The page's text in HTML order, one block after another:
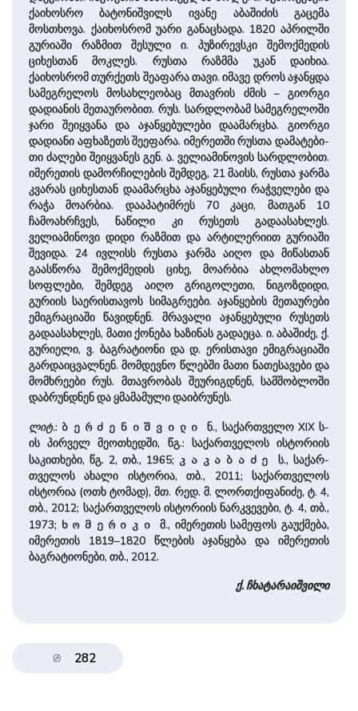
ქაიხოსრო ბატონიშვილს ივანე აბაშიძის გაცემა
მოსთხოვა. ქაიხოსრომ უარი განაცხადა. 1820 აპრილში
გურიაში რაზმით შესული ი. პუზირევსკი შემოქმედის
ციხესთან მოკლეს. რუსთა რაზმმა უკან დაიხია.
ქაიხოსრომ თურქეთს შეაფარა თავი. იმავე დროს აჯანყდა
სამეგრელოს მოსახლეობაც მთავრის ძმის – გიორგი
დადიანის მეთაურობით. რუს. სარდლობამ სამეგრელოში
ჯარი შეიყვანა და აჯანყებულები დაამარცხა. გი­ორგი
დადიანი აფხაზეთს შეეფა­რა. იმე­რეთ­ში რუსთა და­მატე­ბი­
თი ძალები შეიყვანეს გენ. ა. ველიამინოვის სარდლობით.
იმერეთის დამორჩილების შემდეგ, 21 მაისს, რუსთა ჯარმა
კვარას ციხესთან დაამარცხა აჯანყებული რაჭველები და
რაჭა მოარბია. დააპატიმრეს 70 კაცი, მათგან 10
ჩამოახრჩვეს, ნაწილი კი რუსეთს გადაასახლეს.
ველიამინოვი დიდი რაზმით და არტილერიით გურიაში
შევიდა. 24 ივლისს რუსთა ჯარმა აიღო და მიწასთან
გაასწორა შემოქმედის ციხე, მოარბია ახლომახლო
სოფლები, შემდეგ აიღო გრიგოლეთი, ნიგოზდიდი,
გურიის საერისთავოს სიმაგრეები. აჯანყების მეთაურები
ემიგრაციაში წავიდნენ. მრა­ვა­ლი აჯანყებული რუსეთს
გადაასახლეს, მათი ქონება ხაზინას გადაეცა. ი. აბაშიძე, ქ.
გურიელი, ვ. ბაგრატიონი და დ. ერისთავი ემიგრაციაში
გარდაიცვალნენ. მომდევნო წლებში მათი ნათესავები და
მომხრეები რუს. მთავრობას შეურიგდნენ, სამშობლოში
დაბრუნდნენ და ყმამა­მული დაიბრუნეს.
ლიტ.: ბერძენიშვილი
ნ., სა­ქართვე­ლო XIX ს-
ის პირველ მეოთხედში, წგ.: სა­ქარ­თვე­ლოს ისტორიის
საკითხები, წგ. 2, თბ., 1965; კაკაბაძე
ს., სა­ქარ­
თვე­ლოს ახალი ისტორია, თბ., 2011; სა­ქარ­თვე­ლოს
ისტორია (ოთხ ტომად), მთ. რედ. მ. ლორთქიფანიძე, ტ. 4,
თბ., 2012; სა­ქარ­თვე­ლოს ისტორიის ნარკვევები, ტ. 4, თბ.,
1973; ხომერიკი
მ., იმერეთის სამეფოს გაუქმება,
იმერეთის 1819–1820 წლების აჯანყება და იმერეთის
ბაგრატიონები, თბ., 2012.
ქ. ჩხატარაი­შვი­ლი
282